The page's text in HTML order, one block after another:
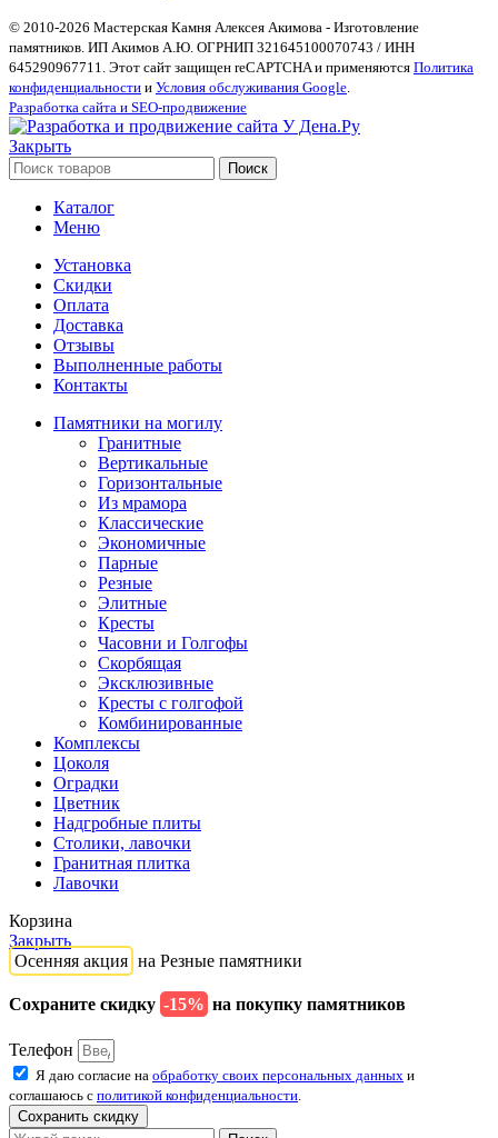
© 2010-2026 Мастерская Камня Алексея Акимова - Изготовление
памятников. ИП Акимов А.Ю. ОГРНИП 321645100070743 / ИНН
645290967711. Этот сайт защищен reCAPTCHA и применяются Политика
конфиденциальности и Условия обслуживания Google.
Разработка сайта и SEO-продвижение
Закрыть
Поиск
Каталог
Меню
Установка
Скидки
Оплата
Доставка
Отзывы
Выполненные работы
Контакты
Памятники на могилу
Гранитные
Вертикальные
Горизонтальные
Из мрамора
Классические
Экономичные
Парные
Резные
Элитные
Кресты
Часовни и Голгофы
Скорбящая
Эксклюзивные
Кресты с голгофой
Комбинированные
Комплексы
Цоколя
Оградки
Цветник
Надгробные плиты
Столики, лавочки
Гранитная плитка
Лавочки
Корзина
Закрыть
Осенняя акция на Резные памятники
Сохраните скидку -15% на покупку памятников
Телефон
Я даю согласие на обработку своих персональных данных и
соглашаюсь с политикой конфиденциальности
Сохранить скидку